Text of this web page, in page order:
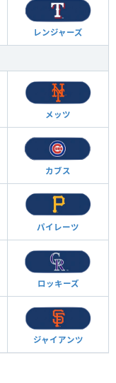
レンジャーズ
メッツ
カブス
パイレーツ
ロッキーズ
ジャイアンツ